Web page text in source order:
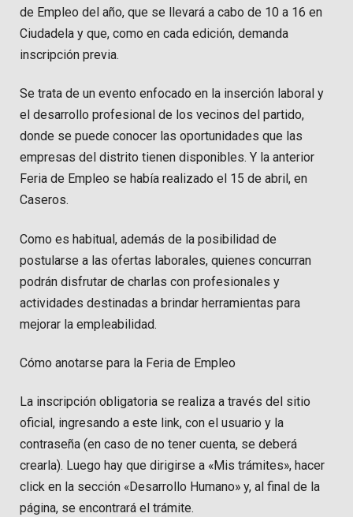
de Empleo del año, que se llevará a cabo de 10 a 16 en
Ciudadela y que, como en cada edición, demanda
inscripción previa.
Se trata de un evento enfocado en la inserción laboral y
el desarrollo profesional de los vecinos del partido,
donde se puede conocer las oportunidades que las
empresas del distrito tienen disponibles. Y la anterior
Feria de Empleo se había realizado el 15 de abril, en
Caseros.
Como es habitual, además de la posibilidad de
postularse a las ofertas laborales, quienes concurran
podrán disfrutar de charlas con profesionales y
actividades destinadas a brindar herramientas para
mejorar la empleabilidad.
Cómo anotarse para la Feria de Empleo
La inscripción obligatoria se realiza a través del sitio
oficial, ingresando a este link, con el usuario y la
contraseña (en caso de no tener cuenta, se deberá
crearla). Luego hay que dirigirse a «Mis trámites», hacer
click en la sección «Desarrollo Humano» y, al final de la
página, se encontrará el trámite.